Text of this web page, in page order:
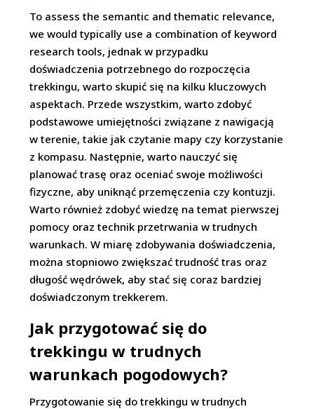
To assess the semantic and thematic relevance,
we would typically use a combination of keyword
research tools, jednak w przypadku
doświadczenia potrzebnego do rozpoczęcia
trekkingu, warto skupić się na kilku kluczowych
aspektach. Przede wszystkim, warto zdobyć
podstawowe umiejętności związane z nawigacją
w terenie, takie jak czytanie mapy czy korzystanie
z kompasu. Następnie, warto nauczyć się
planować trasę oraz oceniać swoje możliwości
fizyczne, aby uniknąć przemęczenia czy kontuzji.
Warto również zdobyć wiedzę na temat pierwszej
pomocy oraz technik przetrwania w trudnych
warunkach. W miarę zdobywania doświadczenia,
można stopniowo zwiększać trudność tras oraz
długość wędrówek, aby stać się coraz bardziej
doświadczonym trekkerem.
Jak przygotować się do
trekkingu w trudnych
warunkach pogodowych?
Przygotowanie się do trekkingu w trudnych